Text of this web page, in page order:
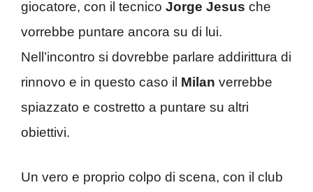
giocatore, con il tecnico Jorge Jesus che
vorrebbe puntare ancora su di lui.
Nell’incontro si dovrebbe parlare addirittura di
rinnovo e in questo caso il Milan verrebbe
spiazzato e costretto a puntare su altri
obiettivi.
Un vero e proprio colpo di scena, con il club